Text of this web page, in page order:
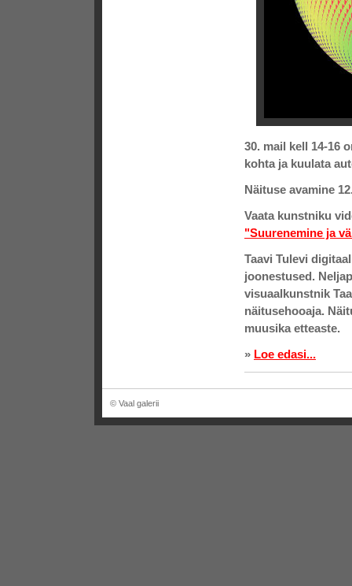
30. mail kell 14-16
kohta ja kuulata
Näituse avamine
Vaata kunstniku
"Suurenemine ja
Taavi Tulevi
joonestused.
visuaalkunstnik
näitusehooaja.
muusika etteaste.
» Loe edasi...
© Vaal galerii